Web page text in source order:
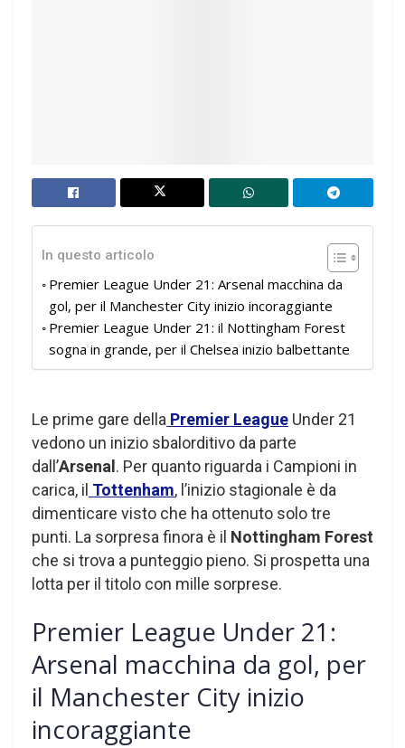
In questo articolo
Premier League Under 21: Arsenal macchina da
gol, per il Manchester City inizio incoraggiante
Premier League Under 21: il Nottingham Forest
sogna in grande, per il Chelsea inizio balbettante
Le prime gare della Premier League Under 21
vedono un inizio sbalorditivo da parte
dall’Arsenal. Per quanto riguarda i Campioni in
carica, il Tottenham, l’inizio stagionale è da
dimenticare visto che ha ottenuto solo tre
punti. La sorpresa finora è il Nottingham Forest
che si trova a punteggio pieno. Si prospetta una
lotta per il titolo con mille sorprese.
Premier League Under 21:
Arsenal macchina da gol, per
il Manchester City inizio
incoraggiante